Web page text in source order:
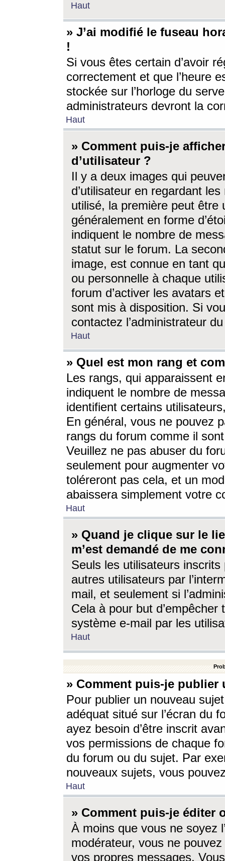
Haut
» J’ai modifié le fuseau
!
Si vous êtes certain d’avoir
correctement et que l’heure
stockée sur l’horloge du
administrateurs devront la
Haut
» Comment puis-je
d’utilisateur ?
Il y a deux images qui
d’utilisateur en regardant
utilisé, la première peut être
généralement en forme
indiquent le nombre de
statut sur le forum. La
image, est connue en tant
ou personnelle à chaque
forum d’activer les avatars
sont mis à disposition. Si
contactez l’administrateur
Haut
» Quel est mon rang et
Les rangs, qui apparaissent
indiquent le nombre de
identifient certains
En général, vous ne pouvez
rangs du forum comme il
Veuillez ne pas abuser du
seulement pour augmenter
toléreront pas cela, et un
abaissera simplement votre
Haut
» Quand je clique sur le
m’est demandé de me
Seuls les utilisateurs
autres utilisateurs par
mail, et seulement si
Cela à pour but
système e-mail par les
Haut
» Comment puis-je
Pour publier un nouveau
adéquat situé sur l’écran du
ayez besoin d’être inscrit
vos permissions de chaque
du forum ou du sujet. Par
nouveaux sujets, vous
Haut
» Comment puis-je éditer
À moins que vous ne soyez
modérateur, vous ne
vos propres messages.